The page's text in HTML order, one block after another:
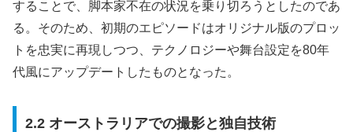
することで、脚本家不在の状況を乗り切ろうとしたのであ
る。そのため、初期のエピソードはオリジナル版のプロッ
トを忠実に再現しつつ、テクノロジーや舞台設定を80年
代風にアップデートしたものとなった。
2.2 オーストラリアでの撮影と独自技術